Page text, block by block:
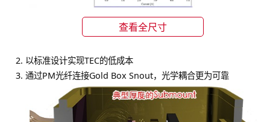
以标准设计实现TEC的低成本
通过PM光纤连接Gold Box Snout，光学耦合更为可靠